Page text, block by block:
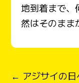
地到着まで、
然はそのまま
← アジサイの日